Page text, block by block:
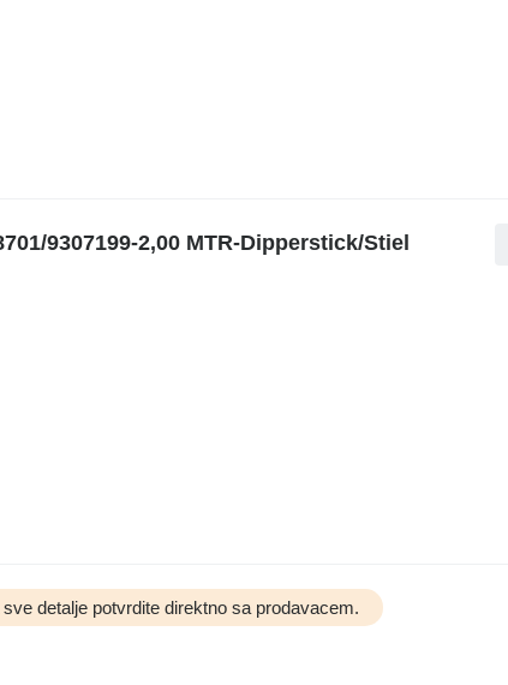
9307199-2,00 MTR-Dipperstick/Stiel
detalje potvrdite direktno sa prodavacem.